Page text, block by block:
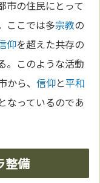
市の住民にとって
ここでは多宗教の
仰を超えた共存の
。このような活動
から、信仰と平和
なっているのであ
整備